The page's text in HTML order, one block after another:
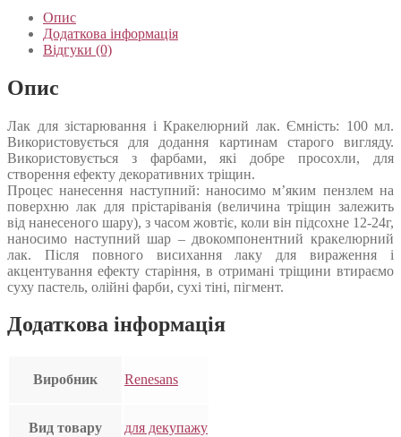
Опис
Додаткова інформація
Відгуки (0)
Опис
Лак для зістарювання і Кракелюрний лак. Ємність: 100 мл.
Використовується для додання картинам старого вигляду.
Використовується з фарбами, які добре просохли, для
створення ефекту декоративних тріщин.
Процес нанесення наступний: наносимо м’яким пензлем на
поверхню лак для прістаріванія (величина тріщин залежить
від нанесеного шару), з часом жовтіє, коли він підсохне 12-24г,
наносимо наступний шар – двокомпонентний кракелюрний
лак. Після повного висихання лаку для вираження і
акцентування ефекту старіння, в отримані тріщини втираємо
суху пастель, олійні фарби, сухі тіні, пігмент.
Додаткова інформація
Виробник Renesans
Вид товару для декупажу